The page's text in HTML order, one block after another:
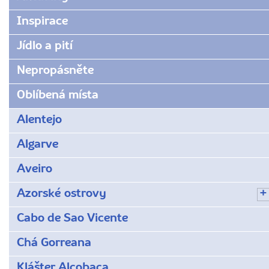
Inspirace
Jídlo a pití
Nepropásněte
Oblíbená místa
Alentejo
Algarve
Aveiro
Azorské ostrovy
Cabo de Sao Vicente
Chá Gorreana